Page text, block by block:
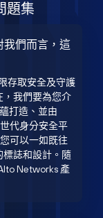
題集
們而言，這
存取安全及守護
，我們要為您介
打造、並由
代身分安全平
可以一如既往
標誌和設計。隨
Networks 產